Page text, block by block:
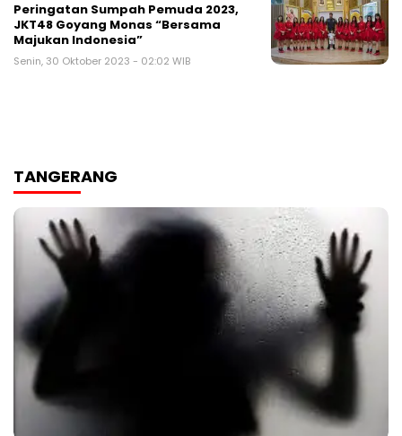
Peringatan Sumpah Pemuda 2023,
JKT48 Goyang Monas “Bersama
Majukan Indonesia”
Senin, 30 Oktober 2023 - 02:02 WIB
TANGERANG